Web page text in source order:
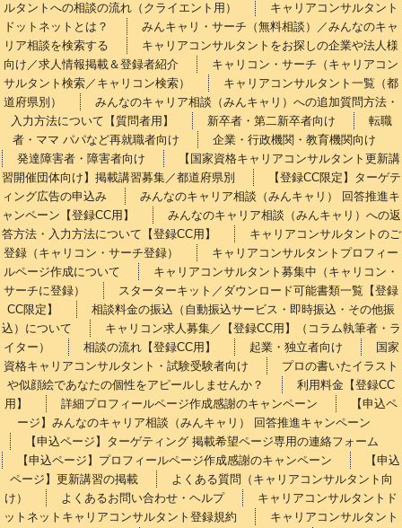
ルタントへの相談の流れ（クライエント用）
キャリアコンサルタント
ドットネットとは？
みんキャリ・サーチ（無料相談）／みんなのキャ
リア相談を検索する
キャリアコンサルタントをお探しの企業や法人様
向け／求人情報掲載＆登録者紹介
キャリコン・サーチ（キャリアコン
サルタント検索／キャリコン検索）
キャリアコンサルタント一覧（都
道府県別）
みんなのキャリア相談（みんキャリ）への追加質問方法・
入力方法について【質問者用】
新卒者・第二新卒者向け
転職
者・ママ パパなど再就職者向け
企業・行政機関・教育機関向け
発達障害者・障害者向け
【国家資格キャリアコンサルタント更新講
習開催団体向け】掲載講習募集／都道府県別
【登録CC限定】ターゲテ
ィング広告の申込み
みんなのキャリア相談（みんキャリ） 回答推進キ
ャンペーン【登録CC用】
みんなのキャリア相談（みんキャリ）への返
答方法・入力方法について【登録CC用】
キャリアコンサルタントのご
登録（キャリコン・サーチ登録）
キャリアコンサルタントプロフィー
ルページ作成について
キャリアコンサルタント募集中（キャリコン・
サーチに登録）
スターターキット／ダウンロード可能書類一覧【登録
CC限定】
相談料金の振込（自動振込サービス・即時振込・その他振
込）について
キャリコン求人募集／【登録CC用】（コラム執筆者・ラ
イター）
相談の流れ【登録CC用】 起業・独立者向け
国家
資格キャリアコンサルタント・試験受験者向け
プロの書いたイラスト
や似顔絵であなたの個性をアピールしませんか？
利用料金【登録CC
用】
詳細プロフィールページ作成感謝のキャンペーン
【申込ペ
ージ】みんなのキャリア相談（みんキャリ） 回答推進キャンペーン
【申込ページ】ターゲティング 掲載希望ページ専用の連絡フォーム
【申込ページ】プロフィールページ作成感謝のキャンペーン
【申込
ページ】更新講習の掲載
よくある質問（キャリアコンサルタント向
け）
よくあるお問い合わせ・ヘルプ
キャリアコンサルタントド
ットネットキャリアコンサルタント登録規約
キャリアコンサルタント